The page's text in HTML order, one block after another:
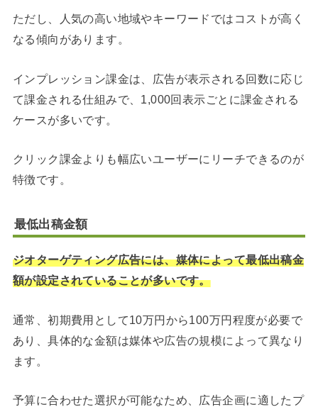
ただし、人気の高い地域やキーワードではコストが高く
なる傾向があります。
インプレッション課金は、広告が表示される回数に応じ
て課金される仕組みで、1,000回表示ごとに課金される
ケースが多いです。
クリック課金よりも幅広いユーザーにリーチできるのが
特徴です。
最低出稿金額
ジオターゲティング広告には、媒体によって最低出稿金
額が設定されていることが多いです。
通常、初期費用として10万円から100万円程度が必要で
あり、具体的な金額は媒体や広告の規模によって異なり
ます。
予算に合わせた選択が可能なため、広告企画に適したプ